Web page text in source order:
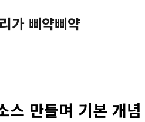
가 삐약삐약
스 만들며 기본 개